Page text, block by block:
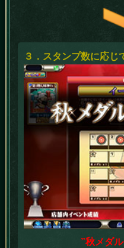
３．スタンプ数に応じ
”秋メダ